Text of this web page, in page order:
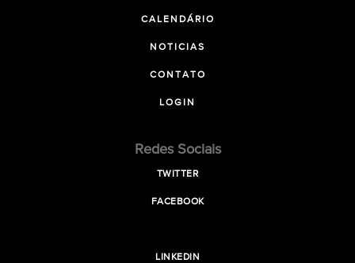
CALENDÁRIO
NOTICIAS
CONTATO
LOGIN
Redes Sociais
TWITTER
FACEBOOK
LINKEDIN